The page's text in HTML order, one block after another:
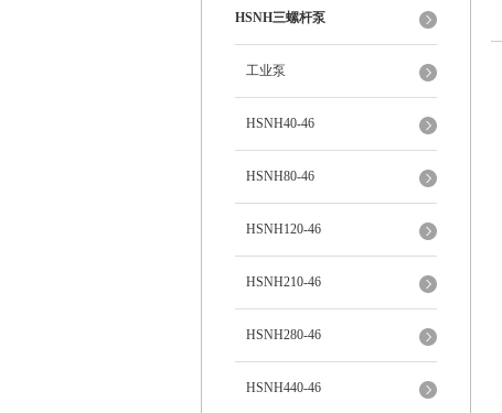
HSNH三螺杆泵
工业泵
HSNH40-46
HSNH80-46
HSNH120-46
HSNH210-46
HSNH280-46
HSNH440-46